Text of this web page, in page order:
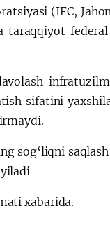
(IFC,
taraqqiyot
sifatini
sog‘liqni
xabarida.